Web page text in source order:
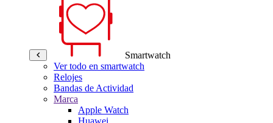
Smartwatch
Ver todo en smartwatch
Relojes
Bandas de Actividad
Marca
Apple Watch
Huawei